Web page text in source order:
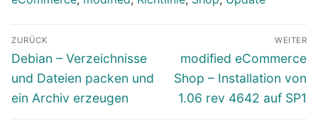
Beitragsnavigation
ZURÜCK
Vorheriger
Beitrag:
Debian – Verzeichnisse
und Dateien packen und
ein Archiv erzeugen
WEITER
Nächster
Beitrag:
modified eCommerce
Shop – Installation von
1.06 rev 4642 auf SP1